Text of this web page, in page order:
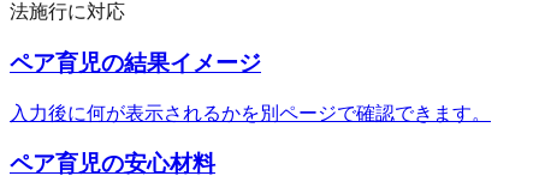
法施行に対応
ペア育児の結果イメージ
入力後に何が表示されるかを別ページで確認できます。
ペア育児の安心材料